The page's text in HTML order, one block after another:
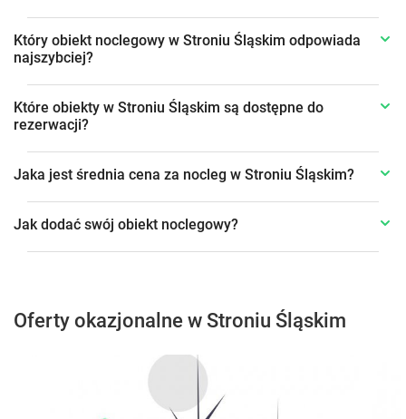
Który obiekt noclegowy w Stroniu Śląskim odpowiada
najszybciej?
Które obiekty w Stroniu Śląskim są dostępne do
rezerwacji?
Jaka jest średnia cena za nocleg w Stroniu Śląskim?
Jak dodać swój obiekt noclegowy?
Oferty okazjonalne w Stroniu Śląskim